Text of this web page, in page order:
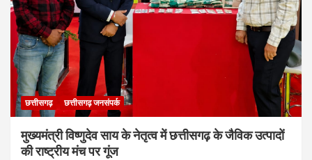
छत्तीसगढ़ छत्तीसगढ़ जनसंपर्क
मुख्यमंत्री विष्णुदेव साय के नेतृत्व में छत्तीसगढ़ के जैविक उत्पादों
की राष्ट्रीय मंच पर गूंज